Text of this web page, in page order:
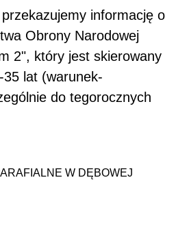
informację o
Obrony Narodowej
2", który jest skierowany
lat (warunek-
do tegorocznych